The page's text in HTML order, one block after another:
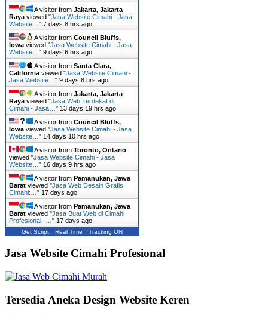
A visitor from Jakarta, Jakarta
Raya viewed "Jasa Website Cimahi - Jasa
Website… " 7 days 8 hrs ago
A visitor from Council Bluffs,
Iowa viewed "Jasa Website Cimahi - Jasa
Website… " 9 days 6 hrs ago
A visitor from Santa Clara,
California viewed "Jasa Website Cimahi -
Jasa Website… " 9 days 8 hrs ago
A visitor from Jakarta, Jakarta
Raya viewed "Jasa Web Terdekat di
Cimahi - Jasa… " 13 days 19 hrs ago
A visitor from Council Bluffs,
Iowa viewed "Jasa Website Cimahi - Jasa
Website… " 14 days 10 hrs ago
A visitor from Toronto, Ontario
viewed "Jasa Website Cimahi - Jasa
Website… " 16 days 9 hrs ago
A visitor from Pamanukan, Jawa
Barat viewed "Jasa Web Desain Grafis
Cimahi:… " 17 days ago
A visitor from Pamanukan, Jawa
Barat viewed "Jasa Buat Web di Cimahi
Profesional -… " 17 days ago
Get Script Real Time Tracking ON
Jasa Website Cimahi Profesional
Tersedia Aneka Design Website Keren